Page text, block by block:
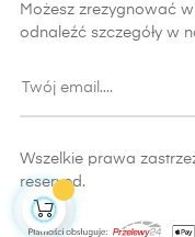
Możesz zrezygnować
odnaleźć szczegóły w
Wszelkie prawa
reserved.